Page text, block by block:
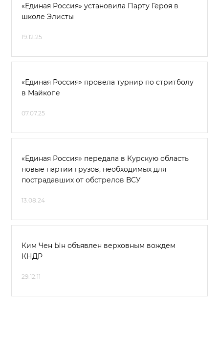
«Единая Россия» установила Парту Героя в
школе Элисты
19.12.25
«Единая Россия» провела турнир по стритболу
в Майкопе
07.07.25
«Единая Россия» передала в Курскую область
новые партии грузов, необходимых для
пострадавших от обстрелов ВСУ
13.08.24
Ким Чен Ын объявлен верховным вождем
КНДР
29.12.11